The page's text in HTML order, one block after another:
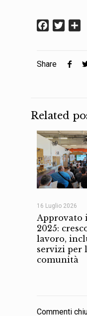
Facebook
Twitter
Share
Related
16 Luglio 2026
Approvato
2025:
lavoro,
servizi per
comunità
Commenti